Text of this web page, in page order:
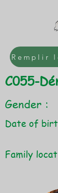
C055-
Gender :
Date of
Family